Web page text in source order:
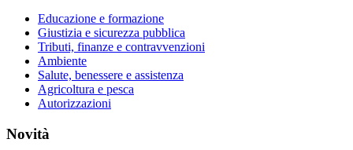
Educazione e formazione
Giustizia e sicurezza pubblica
Tributi, finanze e contravvenzioni
Ambiente
Salute, benessere e assistenza
Agricoltura e pesca
Autorizzazioni
Novità